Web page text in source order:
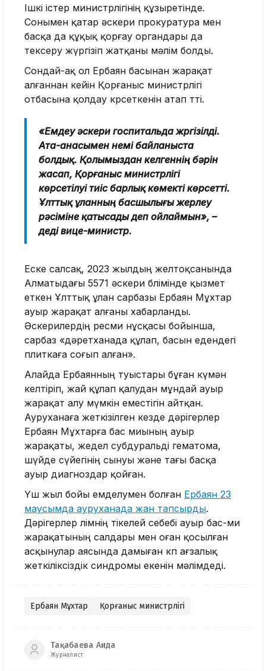
Ішкі істер министрлігінің құзыретінде.
Сонымен қатар әскери прокуратура мен
басқа да құқық қорғау органдары да
тексеру жүргізіп жатқаны мәлім болды.
Сондай-ақ ол Ербаян басынан жарақат
алғаннан кейін Қорғаныс министрлігі
отбасына қолдау көрсеткенін атап өтті.
«Емдеу әскери госпитальда жүргізілді.
Ата-анасымен үнемі байланыста
болдық. Қолымыздан келгеннің бәрін
жасап, Қорғаныс министрлігі
көрсетілуі тиіс барлық көмекті көрсетті.
Ұлттық ұланның басшылығы жерлеу
рәсіміне қатысады деп ойлаймын», –
деді вице-министр.
Еске салсақ, 2023 жылдың желтоқсанында
Алматыдағы 5571 әскери бөлімінде қызмет
еткен Ұлттық ұлан сарбазы Ербаян Мұхтар
ауыр жарақат алғаны хабарланды.
Әскерилердің ресми нұсқасы бойынша,
сарбаз «дәретханада құлап, басын едендегі
плиткаға соғып алған».
Алайда Ербаянның туыстары бұған күмән
келтіріп, жай құлап қалудан мұндай ауыр
жарақат алу мүмкін еместігін айтқан.
Ауруханаға жеткізілген кезде дәрігерлер
Ербаян Мұхтарға бас миының ауыр
жарақаты, жедел субдуральді гематома,
шүйде сүйегінің сынуы және тағы басқа
ауыр диагноздар қойған.
Үш жыл бойы емделумен болған Ербаян 23
маусымда ауруханада жан тапсырды.
Дәрігерлер өлімнің тікелей себебі ауыр бас-ми
жарақатының салдары мен оған қосылған
асқынулар аясында дамыған көп ағзалық
жеткіліксіздік синдромы екенін мәлімдеді.
Ербаян Мұхтар Қорғаныс министрлігі
Тақабаева Аида
Журналист